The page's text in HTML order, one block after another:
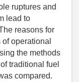
ruptures and
lead to
reasons for
operational
the methods
traditional fuel
compared.